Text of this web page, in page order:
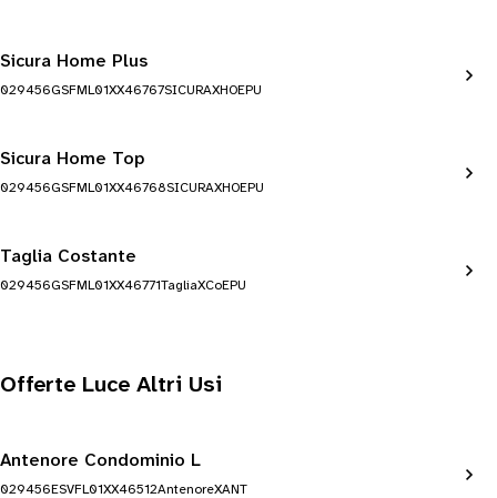
Sicura Home Plus
029456GSFML01XX46767SICURAXHOEPU
Sicura Home Top
029456GSFML01XX46768SICURAXHOEPU
Taglia Costante
029456GSFML01XX46771TagliaXCoEPU
Offerte Luce Altri Usi
Antenore Condominio L
029456ESVFL01XX46512AntenoreXANT